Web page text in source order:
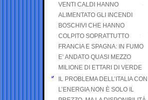
VENTI CALDI HANNO
ALIMENTATO GLI INCENDI
BOSCHIVI CHE HANNO
COLPITO SOPRATTUTTO
FRANCIA E SPAGNA: IN FUMO
E’ ANDATO QUASI MEZZO
MILIONE DI ETTARI DI VERDE
IL PROBLEMA DELL’ITALIA CON
L’ENERGIA NON È SOLO IL